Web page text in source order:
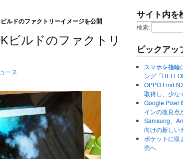
ルドのファクトリーイメージを公開
ビルドのファクトリ
ース
サイト内を
検索:
ピックアッ
スマホを指輪
ング「
OPPO Find
取得し、少な
Google Pixel
インの改良点
Samsung、
向けの新しい
ポケットに収
売へ